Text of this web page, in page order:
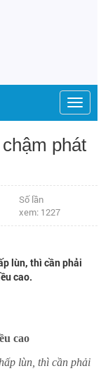
phát
Số lần
xem: 1227
lùn, thì cần phải
cao.
cao
lùn, thì cần phải